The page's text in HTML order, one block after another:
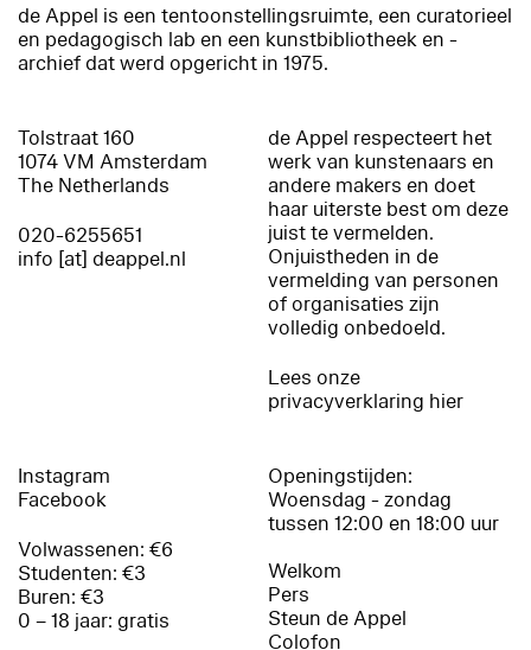
de Appel is een tentoonstellingsruimte, een curatorieel
en pedagogisch lab en een kunstbibliotheek en -
archief dat werd opgericht in 1975.
Tolstraat 160
1074 VM Amsterdam
The Netherlands
020-6255651
info [at] deappel.nl
de Appel respecteert het
werk van kunstenaars en
andere makers en doet
haar uiterste best om deze
juist te vermelden.
Onjuistheden in de
vermelding van personen
of organisaties zijn
volledig onbedoeld.
Lees onze
privacyverklaring hier
Instagram
Facebook
Volwassenen: €6
Studenten: €3
Buren: €3
0 – 18 jaar: gratis
Openingstijden:
Woensdag - zondag
tussen 12:00 en 18:00 uur
Welkom
Pers
Steun de Appel
Colofon